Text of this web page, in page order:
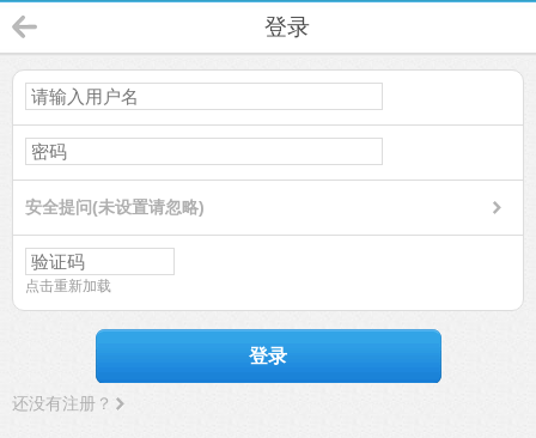
登录
安全提问(未设置请忽略)
点击重新加载
登录
还没有注册？